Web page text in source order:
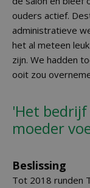
ouders actief.
administratieve
het al meteen
zijn. We hadden
ooit zou
'Het
moeder
Beslissing
Tot 2018 runden